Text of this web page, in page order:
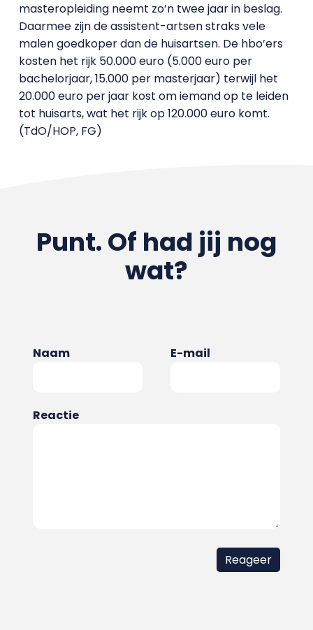
masteropleiding neemt zo’n twee jaar in beslag.
Daarmee zijn de assistent-artsen straks vele
malen goedkoper dan de huisartsen. De hbo’ers
kosten het rijk 50.000 euro (5.000 euro per
bachelorjaar, 15.000 per masterjaar) terwijl het
20.000 euro per jaar kost om iemand op te leiden
tot huisarts, wat het rijk op 120.000 euro komt.
(TdO/HOP, FG)
Punt. Of had jij nog
wat?
Naam E-mail
Reactie